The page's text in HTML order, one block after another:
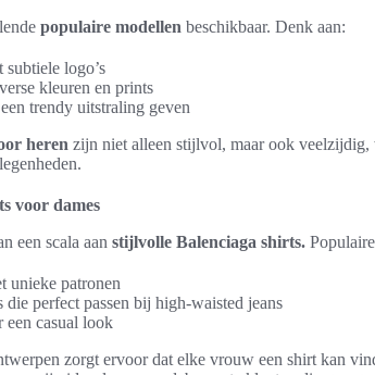
populaire modellen beschikbaar. Denk aan:
subtiele logo’s
kleuren en prints
trendy uitstraling geven
heren zijn niet alleen stijlvol, maar ook
voor dames
een scala aan stijlvolle Balenciaga shirts.
unieke patronen
die perfect passen bij high-waisted jeans
een casual look
zorgt ervoor dat elke vrouw een shirt kan